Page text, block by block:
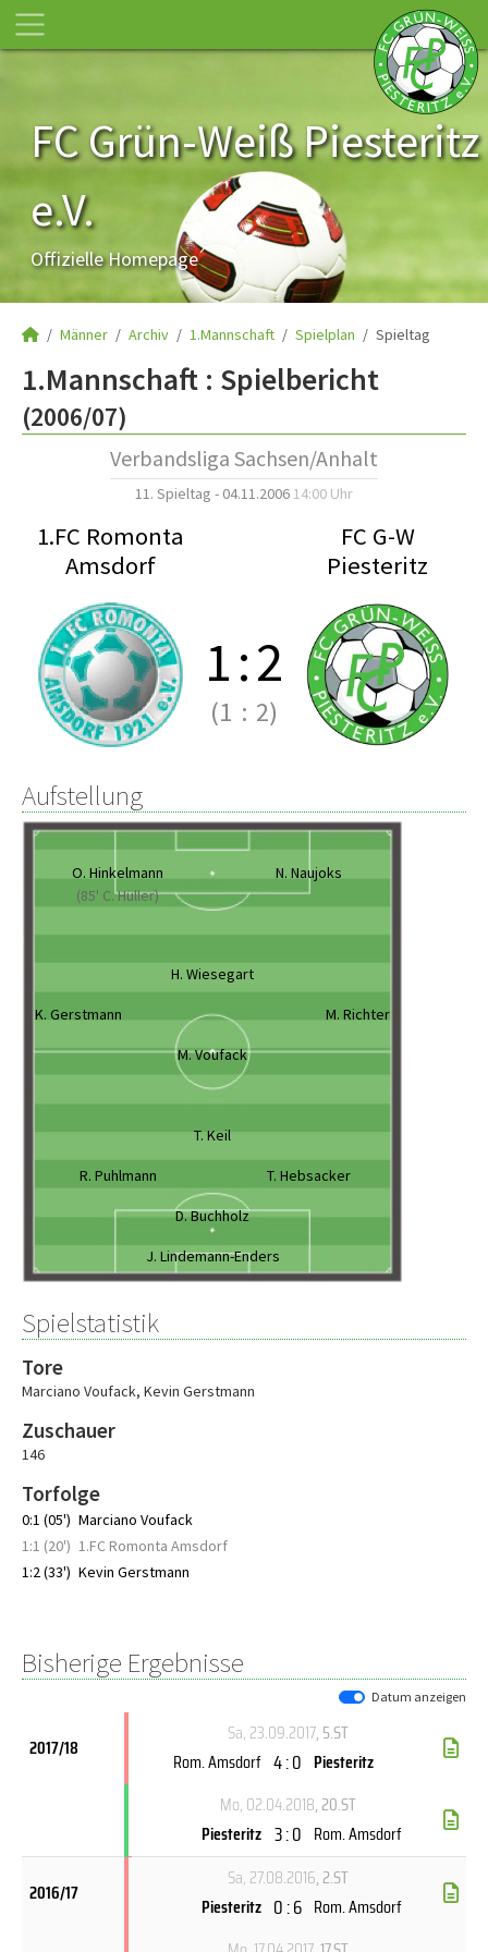
FC Grün-Weiß Piesteritz
e.V.
Offizielle Homepage
Männer Archiv 1.Mannschaft Spielplan Spieltag
1.Mannschaft : Spielbericht
(2006/07)
Verbandsliga Sachsen/Anhalt
11. Spieltag - 04.11.2006 14:00 Uhr
1.FC Romonta
Amsdorf
FC G-W
Piesteritz
1:2
(1 : 2)
Aufstellung
O. Hinkelmann
(85' C. Hüller)
N. Naujoks
H. Wiesegart
K. Gerstmann M. Richter
M. Voufack
T. Keil
R. Puhlmann T. Hebsacker
D. Buchholz
J. Lindemann-Enders
Spielstatistik
Tore
Marciano Voufack, Kevin Gerstmann
Zuschauer
146
Torfolge
0:1 (05') Marciano Voufack
1:1 (20') 1.FC Romonta Amsdorf
1:2 (33') Kevin Gerstmann
Bisherige Ergebnisse
Datum anzeigen
2017/18
Sa, 23.09.2017, 5.ST
Rom. Amsdorf 4 : 0 Piesteritz
Mo, 02.04.2018, 20.ST
Piesteritz 3 : 0 Rom. Amsdorf
2016/17
Sa, 27.08.2016, 2.ST
Piesteritz 0 : 6 Rom. Amsdorf